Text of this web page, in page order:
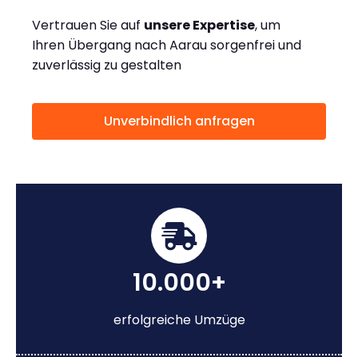
Vertrauen Sie auf unsere Expertise, um
Ihren Übergang nach Aarau sorgenfrei und
zuverlässig zu gestalten
Unverbindlich anfragen
10.000+
erfolgreiche Umzüge